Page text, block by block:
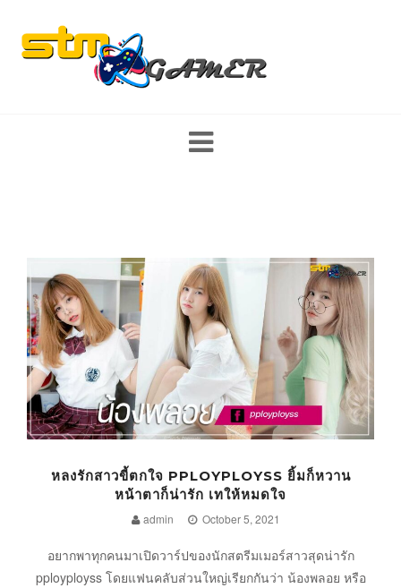
content
mobile และ PC มาแรง เกมใหม่ พร้อมแนะนำสเปคคอม อุปกรณ์เกม
มิ่ง เทคโนโลยี ที่สายเกมเมอร์ไม่ควรพลาด
หลงรักสาวขี้ตกใจ PPLOYPLOYSS ยิ้มก็หวาน
หน้าตาก็น่ารัก เทให้หมดใจ
admin October 5, 2021
อยากพาทุกคนมาเปิดวาร์ปของนักสตรีมเมอร์สาวสุดน่ารัก
pployployss โดยแฟนคลับส่วนใหญ่เรียกกันว่า น้องพลอย หรือ